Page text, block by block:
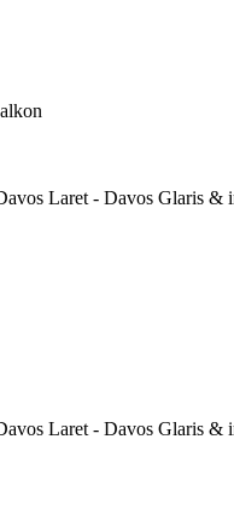
Laret - Davos Glaris &
Laret - Davos Glaris &